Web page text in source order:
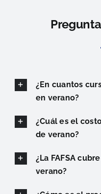
¿En cuantos
en verano?
¿Cuál es el
de verano?
¿La FAFSA
verano?